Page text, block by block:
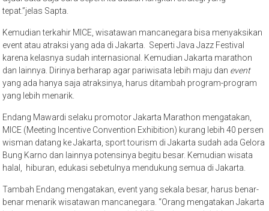
tepat.”jelas Sapta.
Kemudian terkahir MICE, wisatawan mancanegara bisa menyaksikan
event atau atraksi yang ada di Jakarta. Seperti Java Jazz Festival
karena kelasnya sudah internasional. Kemudian Jakarta marathon
dan lainnya. Dirinya berharap agar pariwisata lebih maju dan event
yang ada hanya saja atraksinya, harus ditambah program-program
yang lebih menarik.
Endang Mawardi selaku promotor Jakarta Marathon mengatakan,
MICE (Meeting Incentive Convention Exhibition) kurang lebih 40 persen
wisman datang ke Jakarta, sport tourism di Jakarta sudah ada Gelora
Bung Karno dan lainnya potensinya begitu besar. Kemudian wisata
halal, hiburan, edukasi sebetulnya mendukung semua di Jakarta.
Tambah Endang mengatakan, event yang sekala besar, harus benar-
benar menarik wisatawan mancanegara. “Orang mengatakan Jakarta